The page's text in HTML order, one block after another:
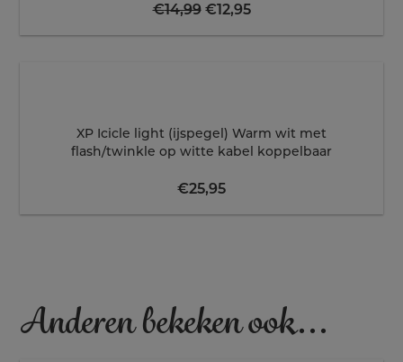
€14,99 Oorspronkelijke
was:
€12,95Huidige
is:
XP Icicle light (ijspegel) Warm wit met
flash/twinkle op witte kabel koppelbaar
€25,95
Anderen bekeken ook...